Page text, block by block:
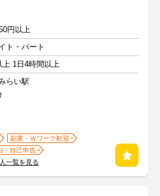
円以上
ト・パート
上 1日4時間以上
らい駅
副業・Ｗワーク歓迎
・自己申告
一覧を見る